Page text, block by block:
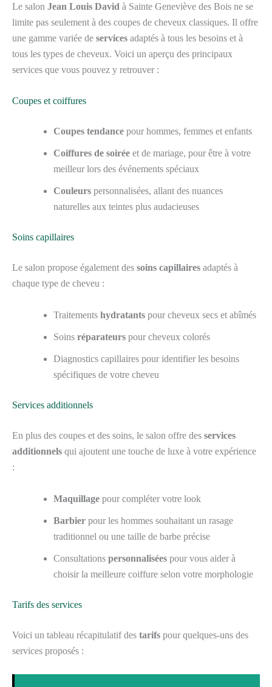
Le salon Jean Louis David à Sainte Geneviève des Bois ne se
limite pas seulement à des coupes de cheveux classiques. Il offre
une gamme variée de services adaptés à tous les besoins et à
tous les types de cheveux. Voici un aperçu des principaux
services que vous pouvez y retrouver :
Coupes et coiffures
Coupes tendance pour hommes, femmes et enfants
Coiffures de soirée et de mariage, pour être à votre
meilleur lors des événements spéciaux
Couleurs personnalisées, allant des nuances
naturelles aux teintes plus audacieuses
Soins capillaires
Le salon propose également des soins capillaires adaptés à
chaque type de cheveu :
Traitements hydratants pour cheveux secs et abîmés
Soins réparateurs pour cheveux colorés
Diagnostics capillaires pour identifier les besoins
spécifiques de votre cheveu
Services additionnels
En plus des coupes et des soins, le salon offre des services
additionnels qui ajoutent une touche de luxe à votre expérience
:
Maquillage pour compléter votre look
Barbier pour les hommes souhaitant un rasage
traditionnel ou une taille de barbe précise
Consultations personnalisées pour vous aider à
choisir la meilleure coiffure selon votre morphologie
Tarifs des services
Voici un tableau récapitulatif des tarifs pour quelques-uns des
services proposés :